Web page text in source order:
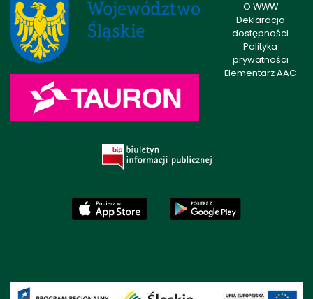
O WWW
Deklaracja
dostępności
Polityka
prywatności
Elementarz AAC